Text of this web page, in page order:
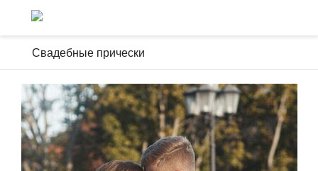
Свадебные прически